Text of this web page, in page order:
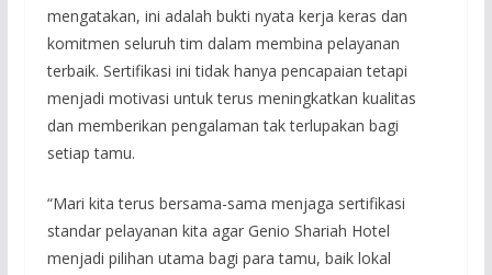
mengatakan, ini adalah bukti nyata kerja keras dan
komitmen seluruh tim dalam membina pelayanan
terbaik. Sertifikasi ini tidak hanya pencapaian tetapi
menjadi motivasi untuk terus meningkatkan kualitas
dan memberikan pengalaman tak terlupakan bagi
setiap tamu.
“Mari kita terus bersama-sama menjaga sertifikasi
standar pelayanan kita agar Genio Shariah Hotel
menjadi pilihan utama bagi para tamu, baik lokal